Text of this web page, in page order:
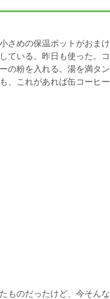
さめの保温ポットがおまけ
ている。昨日も使った。コ
の粉を入れる。湯を満タン
、これがあれば缶コーヒー
ものだったけど、今そんな